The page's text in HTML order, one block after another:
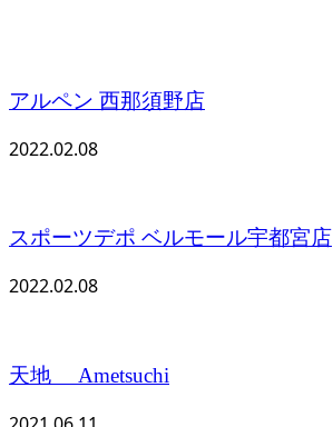
アルペン 西那須野店
2022.02.08
スポーツデポ ベルモール宇都宮店
2022.02.08
天地 ​Ametsuchi